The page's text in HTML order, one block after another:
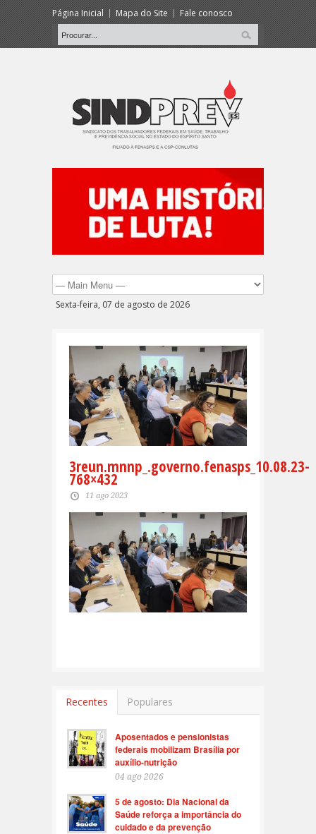
Página Inicial Mapa do Site Fale conosco
Sexta-feira, 07 de agosto de 2026
3reun.mnnp_.governo.fenasps_10.08.23-
768×432
11 ago 2023
Recentes Populares
Aposentados e pensionistas
federais mobilizam Brasília por
auxílio-nutrição
04 ago 2026
5 de agosto: Dia Nacional da
Saúde reforça a importância do
cuidado e da prevenção